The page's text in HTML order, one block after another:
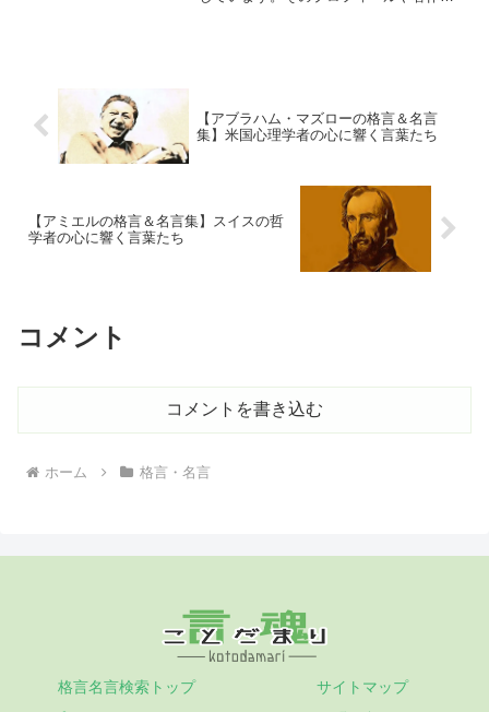
【アブラハム・マズローの格言＆名言
集】米国心理学者の心に響く言葉たち
【アミエルの格言＆名言集】スイスの哲
学者の心に響く言葉たち
コメント
コメントを書き込む
ホーム 格言・名言
格言名言検索トップ
サイトマップ